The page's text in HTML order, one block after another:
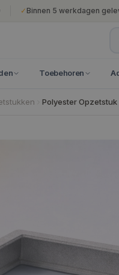
✓ Binnen 5 werkdagen
Toebehoren
Polyester Opzetstuk